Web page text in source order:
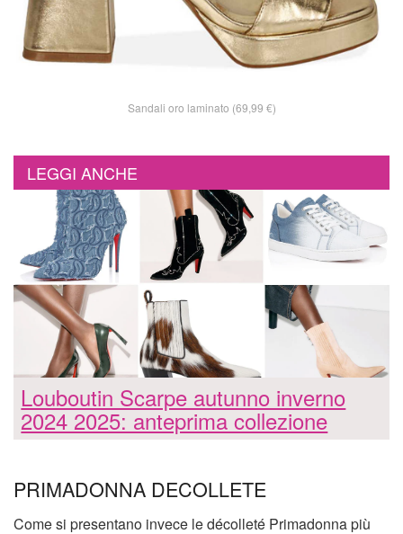
Sandali oro laminato (69,99 €)
LEGGI ANCHE
Louboutin Scarpe autunno inverno
2024 2025: anteprima collezione
PRIMADONNA DECOLLETE
Come si presentano invece le décolleté Primadonna più